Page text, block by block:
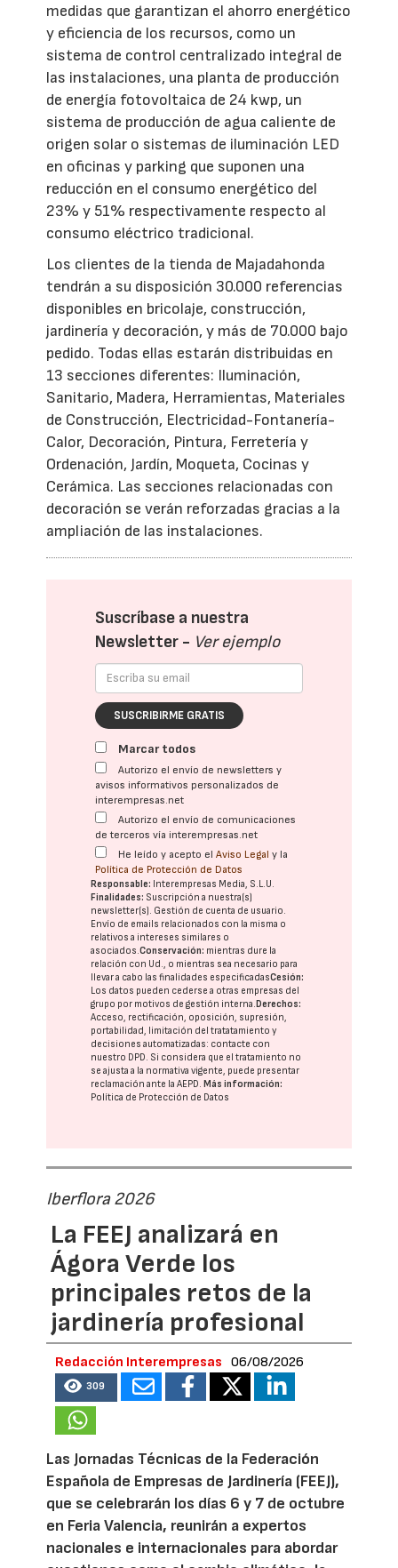
medidas que garantizan el ahorro energético
y eficiencia de los recursos, como un
sistema de control centralizado integral de
las instalaciones, una planta de producción
de energía fotovoltaica de 24 kwp, un
sistema de producción de agua caliente de
origen solar o sistemas de iluminación LED
en oficinas y parking que suponen una
reducción en el consumo energético del
23% y 51% respectivamente respecto al
consumo eléctrico tradicional.
Los clientes de la tienda de Majadahonda
tendrán a su disposición 30.000 referencias
disponibles en bricolaje, construcción,
jardinería y decoración, y más de 70.000 bajo
pedido. Todas ellas estarán distribuidas en
13 secciones diferentes: Iluminación,
Sanitario, Madera, Herramientas, Materiales
de Construcción, Electricidad-Fontanería-
Calor, Decoración, Pintura, Ferretería y
Ordenación, Jardín, Moqueta, Cocinas y
Cerámica. Las secciones relacionadas con
decoración se verán reforzadas gracias a la
ampliación de las instalaciones.
Suscríbase a nuestra
Newsletter - Ver ejemplo
SUSCRIBIRME GRATIS
Marcar todos
Autorizo el envío de newsletters y
avisos informativos personalizados de
interempresas.net
Autorizo el envío de comunicaciones
de terceros vía interempresas.net
He leído y acepto elAviso Legal y la
Política de Protección de Datos
Responsable: Interempresas Media, S.L.U.
Finalidades: Suscripción a nuestra(s)
newsletter(s). Gestión de cuenta de usuario.
Envío de emails relacionados con la misma o
relativos a intereses similares o
asociados.Conservación: mientras dure la
relación con Ud., o mientras sea necesario para
llevar a cabo las finalidades especificadasCesión:
Los datos pueden cederse a otras empresas del
grupo por motivos de gestión interna.Derechos:
Acceso, rectificación, oposición, supresión,
portabilidad, limitación del tratatamiento y
decisiones automatizadas: contacte con
nuestro DPD. Si considera que el tratamiento no
se ajusta a la normativa vigente, puede presentar
reclamación ante laAEPD.Más información:
Política de Protección de Datos
Iberflora 2026
La FEEJ analizará en
Ágora Verde los
principales retos de la
jardinería profesional
Redacción Interempresas 06/08/2026
309
Las Jornadas Técnicas de la Federación
Española de Empresas de Jardinería (FEEJ),
que se celebrarán los días 6 y 7 de octubre
en Feria Valencia, reunirán a expertos
nacionales e internacionales para abordar